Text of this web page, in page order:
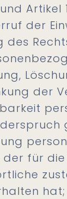
Artikel
der
des
der
der für
hat;